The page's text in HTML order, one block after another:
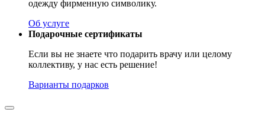
одежду фирменную символику.
Об услуге
Подарочные сертификаты
Если вы не знаете что подарить врачу или целому
коллективу, у нас есть решение!
Варианты подарков